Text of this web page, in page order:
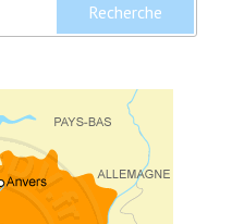
Recherche